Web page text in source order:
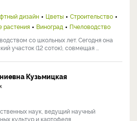
дизайн Цветы
Строительство
растения Виноград
Пчеловодство
со школьных лет. Сегодня она
участок (12 соток), совмещая ...
Кузьмицкая
наук, ведущий научный
культур и картофеля